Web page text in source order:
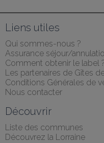
Liens utiles
Qui sommes-nous ?
Assurance séjour/
Comment obtenir le label
Les partenaires de Gîtes
Conditions Générales de
Nous contacter
Découvrir
Liste des communes
Découvrez la Lorraine